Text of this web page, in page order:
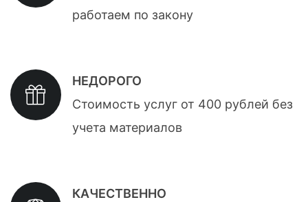
работаем по закону
НЕДОРОГО
Стоимость услуг от 400 рублей без
учета материалов
КАЧЕСТВЕННО